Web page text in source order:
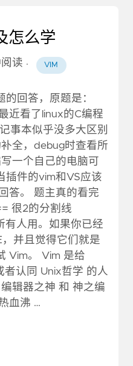
怎么学
阅读 · VIM
回答，原题是：
近看了linux的C编程
事本似乎没多大区别
全，debug时查看所
一个自己的电脑可
插件的vim和VS应该
答。 题主真的看完
很2的分割线
有人用。如果你已经
并且觉得它们就是
Vim。 Vim 是给
者认同 Unix哲学 的人
辑器之神 和 神之编
血沸 …